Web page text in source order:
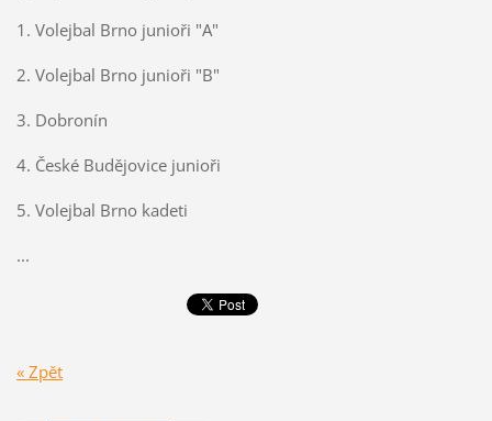
1. Volejbal Brno junioři "A"
2. Volejbal Brno junioři "B"
3. Dobronín
4. České Budějovice junioři
5. Volejbal Brno kadeti
...
« Zpět